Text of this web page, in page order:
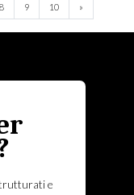
8 9 10 »Next
e